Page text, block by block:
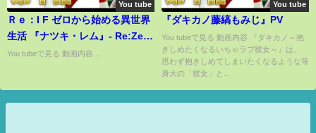
You tube
Ｒｅ：I F ゼロから始める異世界
生活 『ナツキ・レム』- Re:Zero
IF "Natsuki Rem"
You tubeで見る 動画内容...
You tube
『ダキカノ藤縞もみじ』PV
You tubeで見る 動画内容 『ダキカノ～抱
きしめたくなるいちゃラブ彼女～』は、
思わず抱きしめてしまいたくなるような等
身大の「彼女」と...